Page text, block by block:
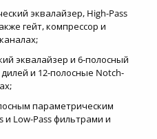
эквалайзер, High-Pass
гейт, компрессор и
эквалайзер и 6-полосный
и 12-полосные Notch-
параметрическим
и Low-Pass фильтрами и